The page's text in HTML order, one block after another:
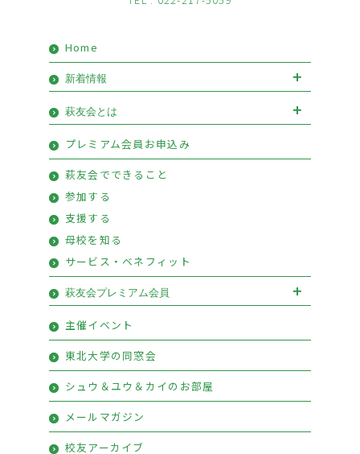
Home
新着情報
お知らせ
イベント
優待情報
活動報告
萩友会とは
会長挨拶
萩友会のご案内
プレミアム会員お申込み
萩友会でできること
参加する
支援する
母校を知る
サービス・ベネフィット
萩友会プレミアム会員
萩友会プレミアム会員お申込み
プレミアム会員特典
主催イベント
東北大学の同窓会
シュウ＆ユウ＆カイのお部屋
メールマガジン
校友アーカイブ